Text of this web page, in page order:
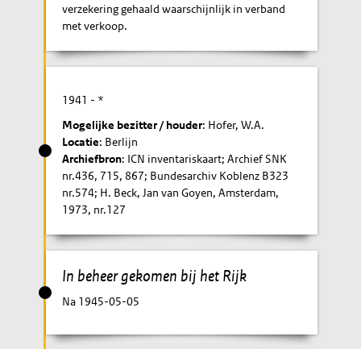
verzekering gehaald waarschijnlijk in verband
met verkoop.
1941 - *
Mogelijke bezitter / houder: Hofer, W.A.
Locatie: Berlijn
Archiefbron: ICN inventariskaart; Archief SNK
nr.436, 715, 867; Bundesarchiv Koblenz B323
nr.574; H. Beck, Jan van Goyen, Amsterdam,
1973, nr.127
In beheer gekomen bij het Rijk
Na 1945-05-05